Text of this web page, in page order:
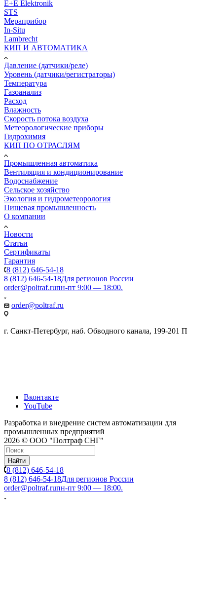
E+E Elektronik
STS
Мераприбор
In-Situ
Lambrecht
КИП И АВТОМАТИКА
Давление (датчики/реле)
Уровень (датчики/регистраторы)
Температура
Газоанализ
Расход
Влажность
Скорость потока воздуха
Метеорологические приборы
Гидрохимия
КИП ПО ОТРАСЛЯМ
Промышленная автоматика
Вентиляция и кондиционирование
Водоснабжение
Сельское хозяйство
Экология и гидрометеорология
Пищевая промышленность
О компании
Новости
Статьи
Сертификаты
Гарантия
8 (812) 646-54-18
8 (812) 646-54-18Для регионов России
order@poltraf.ruпн-пт 9:00 — 18:00.
order@poltraf.ru
г. Санкт-Петербург, наб. Обводного канала, 199-201 П
Вконтакте
YouTube
Разработка и внедрение систем автоматизации для
промышленных предприятий
2026 © ООО "Полтраф СНГ"
Найти
8 (812) 646-54-18
8 (812) 646-54-18Для регионов России
order@poltraf.ruпн-пт 9:00 — 18:00.